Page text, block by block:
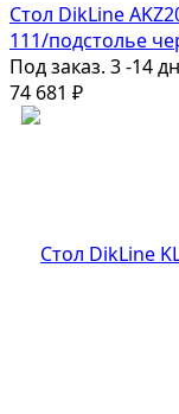
Стол DikLine
111/подстолье
Под заказ. 3 -14
74 681 ₽